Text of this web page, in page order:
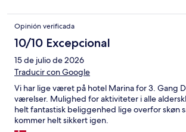
Opinión verificada
10/10 Excepcional
15 de julio de 2026
Traducir con Google
Vi har lige været på hotel Marina for 3. Gang
værelser. Mulighed for aktiviteter i alle
helt fantastisk beliggenhed lige overfor skøn
kommer helt sikkert igen.